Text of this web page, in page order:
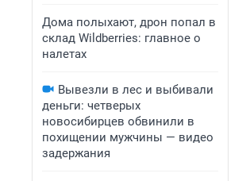
Дома полыхают, дрон попал в
склад Wildberries: главное о
налетах
Вывезли в лес и выбивали
деньги: четверых
новосибирцев обвинили в
похищении мужчины — видео
задержания